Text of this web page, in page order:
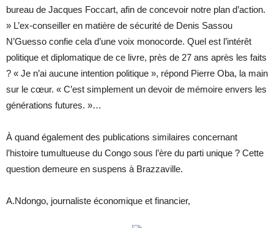
bureau de Jacques Foccart, afin de concevoir notre plan d’action.
» L’ex-conseiller en matière de sécurité de Denis Sassou
N’Guesso confie cela d’une voix monocorde. Quel est l’intérêt
politique et diplomatique de ce livre, près de 27 ans après les faits
? « Je n’ai aucune intention politique », répond Pierre Oba, la main
sur le cœur. « C’est simplement un devoir de mémoire envers les
générations futures. »…
À quand également des publications similaires concernant
l’histoire tumultueuse du Congo sous l’ère du parti unique ? Cette
question demeure en suspens à Brazzaville.
A.Ndongo, journaliste économique et financier,